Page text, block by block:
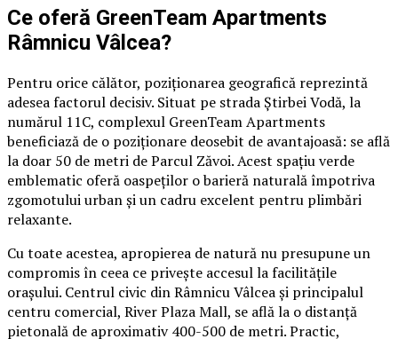
Ce oferă GreenTeam Apartments
Râmnicu Vâlcea?
Pentru orice călător, poziționarea geografică reprezintă
adesea factorul decisiv. Situat pe strada Știrbei Vodă, la
numărul 11C, complexul GreenTeam Apartments
beneficiază de o poziționare deosebit de avantajoasă: se află
la doar 50 de metri de Parcul Zăvoi. Acest spațiu verde
emblematic oferă oaspeților o barieră naturală împotriva
zgomotului urban și un cadru excelent pentru plimbări
relaxante.
Cu toate acestea, apropierea de natură nu presupune un
compromis în ceea ce privește accesul la facilitățile
orașului. Centrul civic din Râmnicu Vâlcea și principalul
centru comercial, River Plaza Mall, se află la o distanță
pietonală de aproximativ 400-500 de metri. Practic,